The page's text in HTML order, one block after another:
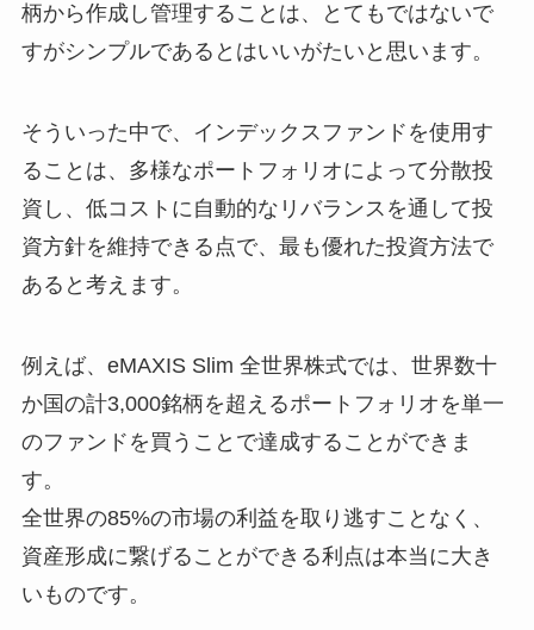
柄から作成し管理することは、とてもではないで
すがシンプルであるとはいいがたいと思います。
そういった中で、インデックスファンドを使用す
ることは、多様なポートフォリオによって分散投
資し、低コストに自動的なリバランスを通して投
資方針を維持できる点で、最も優れた投資方法で
あると考えます。
例えば、eMAXIS Slim 全世界株式では、世界数十
か国の計3,000銘柄を超えるポートフォリオを単一
のファンドを買うことで達成することができま
す。
全世界の85%の市場の利益を取り逃すことなく、
資産形成に繋げることができる利点は本当に大き
いものです。